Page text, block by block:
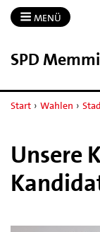
MENÜ
SPD
Start › Wahlen ›
Unsere